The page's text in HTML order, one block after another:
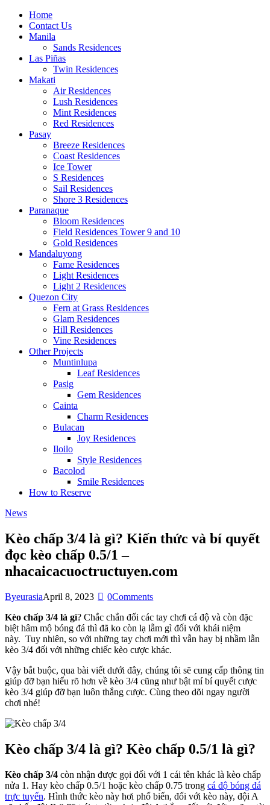
Home
Contact Us
Manila
Sands Residences
Las Piñas
Twin Residences
Makati
Air Residences
Lush Residences
Mint Residences
Red Residences
Pasay
Breeze Residences
Coast Residences
Ice Tower
S Residences
Sail Residences
Shore 3 Residences
Paranaque
Bloom Residences
Field Residences Tower 9 and 10
Gold Residences
Mandaluyong
Fame Residences
Light Residences
Light 2 Residences
Quezon City
Fern at Grass Residences
Glam Residences
Hill Residences
Vine Residences
Other Projects
Muntinlupa
Leaf Residences
Pasig
Gem Residences
Cainta
Charm Residences
Bulacan
Joy Residences
Iloilo
Style Residences
Bacolod
Smile Residences
How to Reserve
News
Kèo chấp 3/4 là gì? Kiến thức và bí quyết
đọc kèo chấp 0.5/1 –
nhacaicacuoctructuyen.com
ByeurasiaApril 8, 2023 0Comments
Kèo chấp 3/4 là gì? Chắc chắn đối các tay chơi cá độ và còn đặc
biệt hâm mộ bóng đá thì đã ko còn lạ lẫm gì đối với khái niệm
này. Tuy nhiên, so với những tay chơi mới thì vẫn hay bị nhầm lẫn
kèo 3/4 đối với những chiếc kèo cược khác.
Vậy bắt buộc, qua bài viết dưới đây, chúng tôi sẽ cung cấp thông tin
giúp đỡ bạn hiểu rõ hơn về kèo 3/4 cũng như bật mí bí quyết cược
kèo 3/4 giúp đỡ bạn luôn thắng cược. Cùng theo dõi ngay người
chơi nhé!
Kèo chấp 3/4 là gì? Kèo chấp 0.5/1 là gì?
Kèo chấp 3/4 còn nhận được gọi đối với 1 cái tên khác là kèo chấp
nửa 1. Hay kèo chấp 0.5/1 hoặc kèo chấp 0.75 trong cá độ bóng đá
trực tuyến. Hình thức kèo này hơi phổ biến, đối với kèo này, đội A